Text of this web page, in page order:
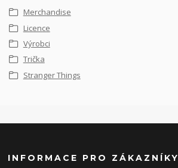
Merchandise
Licence
Výrobci
Trička
Stranger Things
INFORMACE PRO ZÁKAZNÍKY